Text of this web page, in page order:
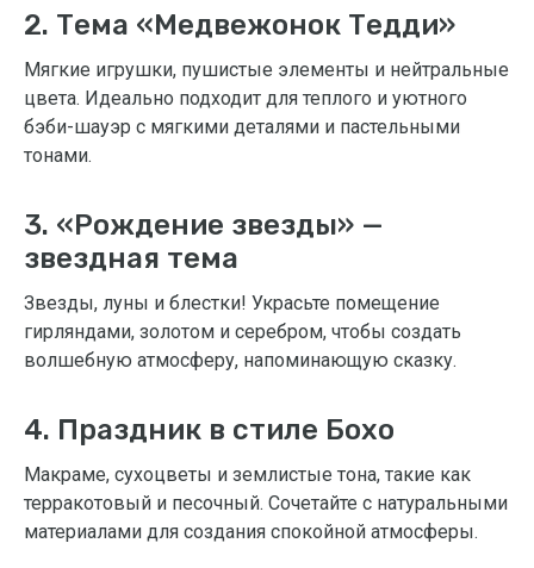
2. Тема «Медвежонок Тедди»
Мягкие игрушки, пушистые элементы и нейтральные
цвета. Идеально подходит для теплого и уютного
бэби-шауэр с мягкими деталями и пастельными
тонами.
3. «Рождение звезды» —
звездная тема
Звезды, луны и блестки! Украсьте помещение
гирляндами, золотом и серебром, чтобы создать
волшебную атмосферу, напоминающую сказку.
4. Праздник в стиле Бохо
Макраме, сухоцветы и землистые тона, такие как
терракотовый и песочный. Сочетайте с натуральными
материалами для создания спокойной атмосферы.